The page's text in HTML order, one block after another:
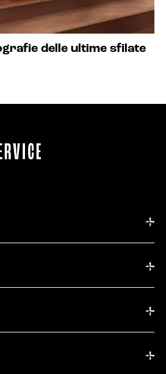
delle ultime sfilate